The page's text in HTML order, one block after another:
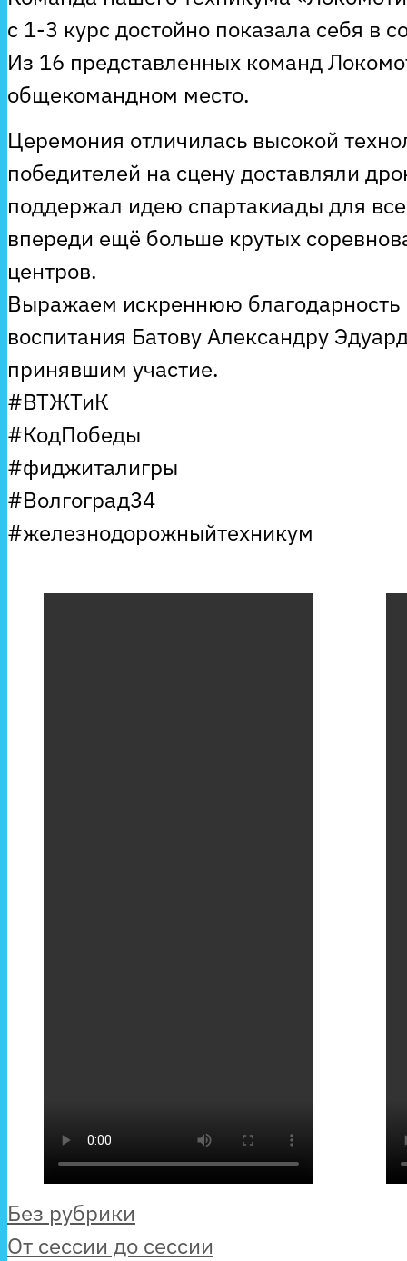
с 1-3 курс достойно показала себя в
Из 16 представленных команд
общекомандном место.
Церемония отличилась высокой
победителей на сцену доставляли
поддержал идею спартакиады для
впереди ещё больше крутых
центров.
Выражаем искреннюю благодарность
воспитания Батову Александру
принявшим участие.
#ВТЖТиК
#КодПобеды
#фиджиталигры
#Волгоград34
#железнодорожныйтехникум
Рубрики
Без рубрики
От сессии до сессии